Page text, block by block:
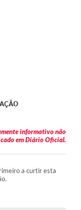
informativo não
em Diário Oficial.
a curtir esta